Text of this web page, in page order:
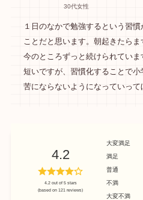
30代女性
１日のなかで勉強するという習
ことだと思います。朝起きたら
今のところずっと続けられてい
短いですが、習慣化することで
苦にならないようになっていって
4.2
4.2 out of 5 stars
(based on 121 reviews)
大変満足
満足
普通
不満
大変不満